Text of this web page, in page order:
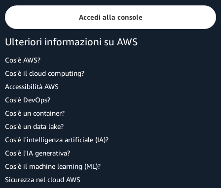
Accedi alla console
Ulteriori informazioni su AWS
Cos'è AWS?
Cos'è il cloud computing?
Accessibilità AWS
Cos'è DevOps?
Cos'è un container?
Cos'è un data lake?
Cos'è l'intelligenza artificiale (IA)?
Cos'è l'IA generativa?
Cos'è il machine learning (ML)?
Sicurezza nel cloud AWS